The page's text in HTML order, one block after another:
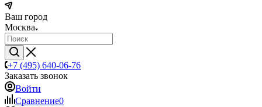
Ваш город
Москва
+7 (495) 640-06-76
Заказать звонок
Войти
Сравнение0